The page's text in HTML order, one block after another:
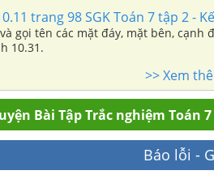
trang 98 SGK Toán 7 tập 2 -
gọi tên các mặt đáy, mặt bên,
10.31.
>> Xem
Bài Tập Trắc nghiệm Toán
Báo lỗi -